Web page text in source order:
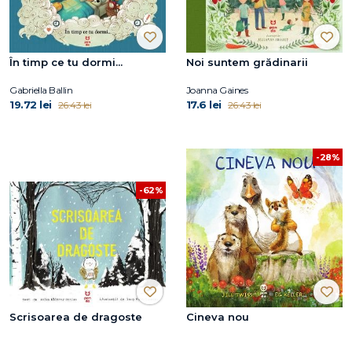
În timp ce tu dormi...
Gabriella Ballin
19.72 lei 26.43 lei
Noi suntem grădinarii
Joanna Gaines
17.6 lei 26.43 lei
-62%
Scrisoarea de dragoste
-28%
Cineva nou